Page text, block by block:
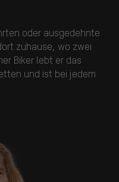
oder ausgedehnte
zuhause, wo zwei
Biker lebt er das
und ist bei jedem